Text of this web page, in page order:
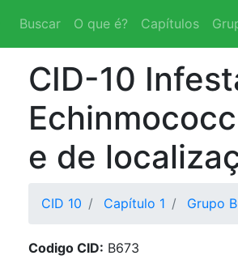
Buscar O que é? Capítulos
CID-10
e de
CID 10 Capítulo 1 Grupo
Codigo CID: B673